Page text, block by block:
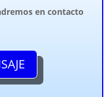
en contacto